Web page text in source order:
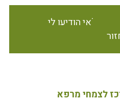
במלאי הודיעו לי
לצמחי מרפא